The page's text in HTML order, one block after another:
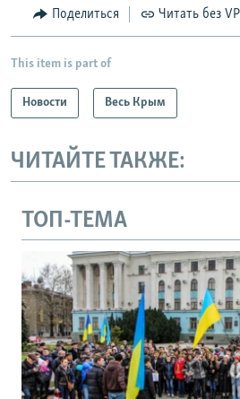
Поделиться Читать без
This item is part of
Новости Весь Крым
ЧИТАЙТЕ ТАКЖЕ:
ТОП-ТЕМА